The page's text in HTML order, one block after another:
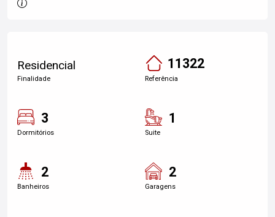
Residencial
Finalidade
11322
Referência
3
Dormitórios
1
Suite
2
Banheiros
2
Garagens